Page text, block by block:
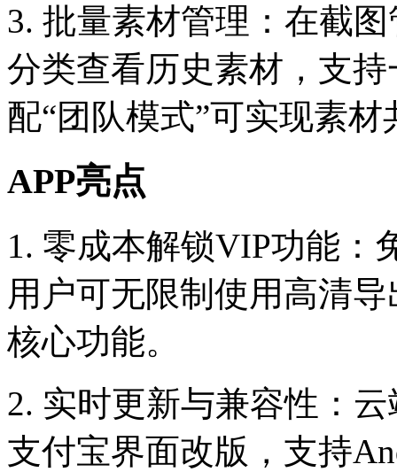
3. 批量素材管理：在截
分类查看历史素材，支
配“团队模式”可实现素
APP亮点
1. 零成本解锁VIP功能：
用户可无限制使用高清
核心功能。
2. 实时更新与兼容性：
支付宝界面改版，支持